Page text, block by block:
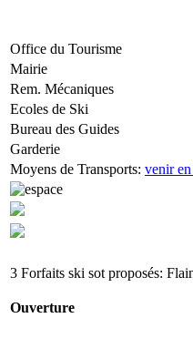
Office du Tourisme
Mairie
Rem. Mécaniques
Ecoles de Ski
Bureau des Guides
Garderie
Moyens de Transports: venir
3 Forfaits ski sot proposés:
Ouverture